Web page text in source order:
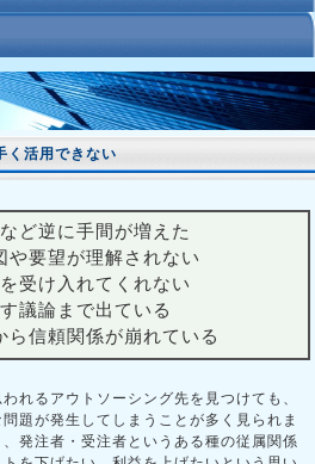
く活用できない
ど逆に手間が増えた
や要望が理解されない
受け入れてくれない
議論まで出ている
ら信頼関係が崩れている
れるアウトソーシング先を見つけても、
題が発生してしまうことが多く見られま
発注者・受注者というある種の従属関係